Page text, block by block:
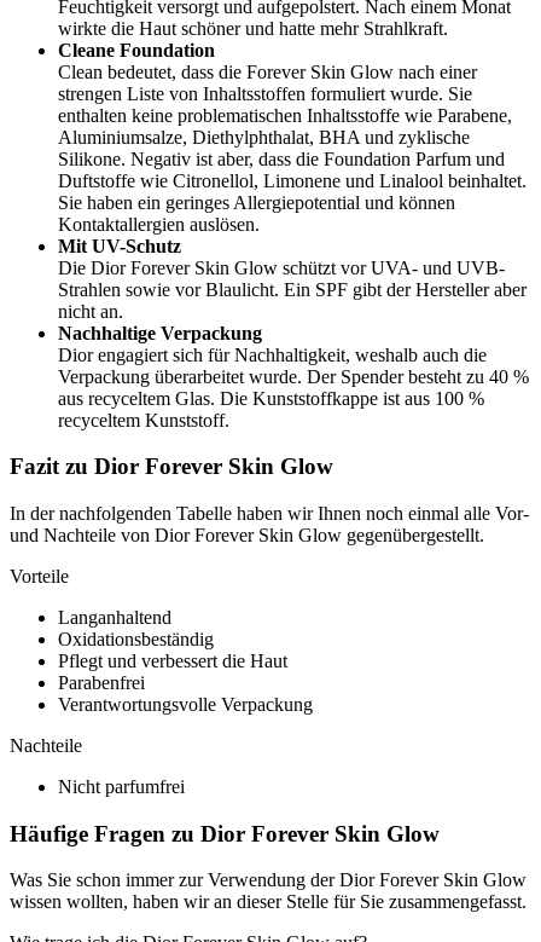
Feuchtigkeit versorgt und aufgepolstert. Nach einem Monat
wirkte die Haut schöner und hatte mehr Strahlkraft.
Cleane Foundation
Clean bedeutet, dass die Forever Skin Glow nach einer
strengen Liste von Inhaltsstoffen formuliert wurde. Sie
enthalten keine problematischen Inhaltsstoffe wie Parabene,
Aluminiumsalze, Diethylphthalat, BHA und zyklische
Silikone. Negativ ist aber, dass die Foundation Parfum und
Duftstoffe wie Citronellol, Limonene und Linalool beinhaltet.
Sie haben ein geringes Allergiepotential und können
Kontaktallergien auslösen.
Mit UV-Schutz
Die Dior Forever Skin Glow schützt vor UVA- und UVB-
Strahlen sowie vor Blaulicht. Ein SPF gibt der Hersteller aber
nicht an.
Nachhaltige Verpackung
Dior engagiert sich für Nachhaltigkeit, weshalb auch die
Verpackung überarbeitet wurde. Der Spender besteht zu 40 %
aus recyceltem Glas. Die Kunststoffkappe ist aus 100 %
recyceltem Kunststoff.
Fazit zu Dior Forever Skin Glow
In der nachfolgenden Tabelle haben wir Ihnen noch einmal alle Vor-
und Nachteile von Dior Forever Skin Glow gegenübergestellt.
Vorteile
Langanhaltend
Oxidationsbeständig
Pflegt und verbessert die Haut
Parabenfrei
Verantwortungsvolle Verpackung
Nachteile
Nicht parfumfrei
Häufige Fragen zu Dior Forever Skin Glow
Was Sie schon immer zur Verwendung der Dior Forever Skin Glow
wissen wollten, haben wir an dieser Stelle für Sie zusammengefasst.